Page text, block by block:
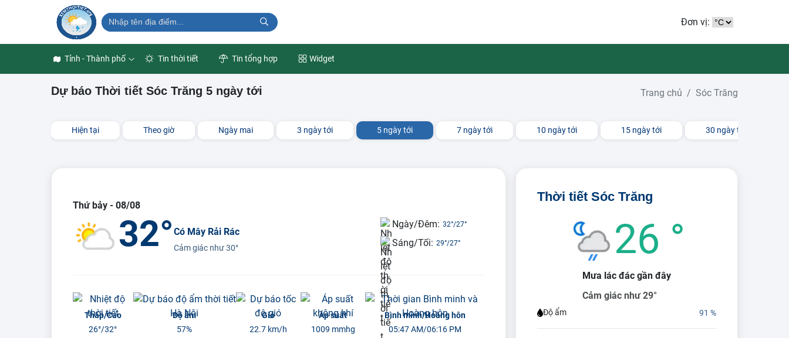
Đơn vị:
Tỉnh - Thành phố Tin thời tiết Tin tổng hợp Widget
Dự báo Thời tiết Sóc Trăng 5 ngày tới Trang chủ Sóc Trăng
Hiện tại Theo giờ Ngày mai 3 ngày tới 5 ngày tới 7 ngày tới 10 ngày tới 15 ngày tới 30 ngày tới
Thứ bảy - 08/08
32° Có Mây Rải Rác
Cảm giác như30°
Ngày/Đêm: 32°/27°
Sáng/Tối: 29°/27°
Thấp/Cao
26°/32°
Độ ẩm
57%
Gió
22.7 km/h
Áp suất
1009 mmhg
Bình minh/Hoàng hôn
05:47 AM/06:16 PM
Thời tiết Sóc Trăng
26 °
Mưa lác đác gần đây
Cảm giác như 29°
Độ ẩm 91 %